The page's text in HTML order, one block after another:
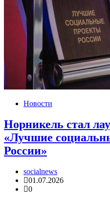
Новости
Норникель стал
«Лучшие
России»
socialnews
01.07.2026
0